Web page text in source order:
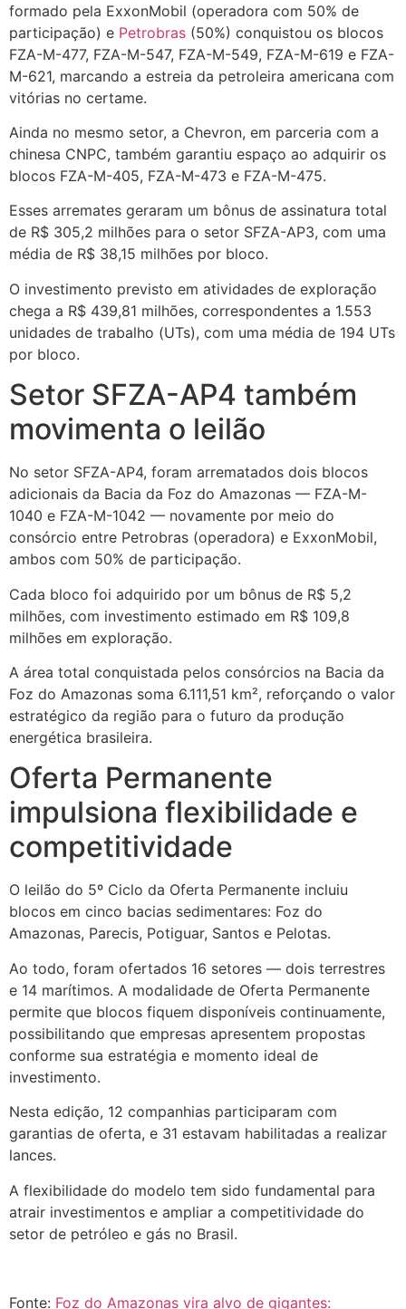
formado pela ExxonMobil (operadora com 50% de
participação) e Petrobras (50%) conquistou os blocos
FZA-M-477, FZA-M-547, FZA-M-549, FZA-M-619 e FZA-
M-621, marcando a estreia da petroleira americana com
vitórias no certame.
Ainda no mesmo setor, a Chevron, em parceria com a
chinesa CNPC, também garantiu espaço ao adquirir os
blocos FZA-M-405, FZA-M-473 e FZA-M-475.
Esses arremates geraram um bônus de assinatura total
de R$ 305,2 milhões para o setor SFZA-AP3, com uma
média de R$ 38,15 milhões por bloco.
O investimento previsto em atividades de exploração
chega a R$ 439,81 milhões, correspondentes a 1.553
unidades de trabalho (UTs), com uma média de 194 UTs
por bloco.
Setor SFZA-AP4 também
movimenta o leilão
No setor SFZA-AP4, foram arrematados dois blocos
adicionais da Bacia da Foz do Amazonas — FZA-M-
1040 e FZA-M-1042 — novamente por meio do
consórcio entre Petrobras (operadora) e ExxonMobil,
ambos com 50% de participação.
Cada bloco foi adquirido por um bônus de R$ 5,2
milhões, com investimento estimado em R$ 109,8
milhões em exploração.
A área total conquistada pelos consórcios na Bacia da
Foz do Amazonas soma 6.111,51 km², reforçando o valor
estratégico da região para o futuro da produção
energética brasileira.
Oferta Permanente
impulsiona flexibilidade e
competitividade
O leilão do 5º Ciclo da Oferta Permanente incluiu
blocos em cinco bacias sedimentares: Foz do
Amazonas, Parecis, Potiguar, Santos e Pelotas.
Ao todo, foram ofertados 16 setores — dois terrestres
e 14 marítimos. A modalidade de Oferta Permanente
permite que blocos fiquem disponíveis continuamente,
possibilitando que empresas apresentem propostas
conforme sua estratégia e momento ideal de
investimento.
Nesta edição, 12 companhias participaram com
garantias de oferta, e 31 estavam habilitadas a realizar
lances.
A flexibilidade do modelo tem sido fundamental para
atrair investimentos e ampliar a competitividade do
setor de petróleo e gás no Brasil.
Fonte: Foz do Amazonas vira alvo de gigantes: